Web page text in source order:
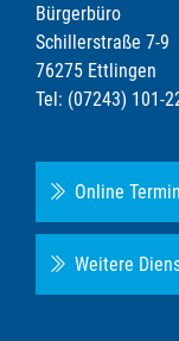
Bürgerbüro
Schillerstraße 7-9
76275 Ettlingen
Tel: (07243) 101-
Online
Weitere